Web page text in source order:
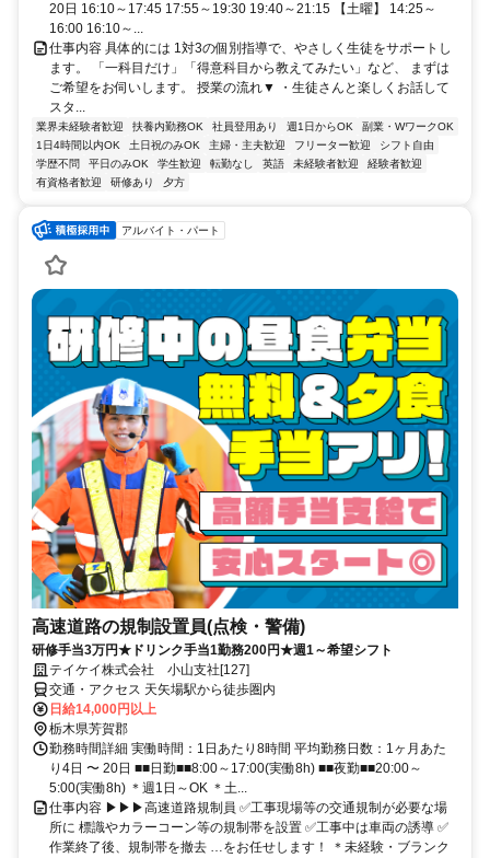
20日 16:10～17:45 17:55～19:30 19:40～21:15 【土曜】 14:25～
16:00 16:10～...
仕事内容 具体的には 1対3の個別指導で、やさしく生徒をサポートし
ます。 「一科目だけ」「得意科目から教えてみたい」など、 まずは
ご希望をお伺いします。 授業の流れ▼ ・生徒さんと楽しくお話して
スタ...
業界未経験者歓迎 扶養内勤務OK 社員登用あり 週1日からOK
副業・WワークOK
1日4時間以内OK
土日祝のみOK 主婦・主夫歓迎 フリーター歓迎
シフト自由
学歴不問
平日のみOK 学生歓迎 転勤なし 英語 未経験者歓迎
経験者歓迎
有資格者歓迎
研修あり 夕方
アルバイト・パート
高速道路の規制設置員(点検・警備)
研修手当3万円★ドリンク手当1勤務200円★週1～希望シフト
テイケイ株式会社 小山支社[127]
交通・アクセス 天矢場駅から徒歩圏内
日給14,000円以上
栃木県芳賀郡
勤務時間詳細 実働時間：1日あたり8時間 平均勤務日数：1ヶ月あた
り4日 〜 20日 ■■日勤■■8:00～17:00(実働8h) ■■夜勤■■20:00～
5:00(実働8h) ＊週1日～OK ＊土...
仕事内容 ▶▶▶高速道路規制員 ✅工事現場等の交通規制が必要な場
所に 標識やカラーコーン等の規制帯を設置 ✅工事中は車両の誘導 ✅
作業終了後、規制帯を撤去 …をお任せします！ ＊未経験・ブランク